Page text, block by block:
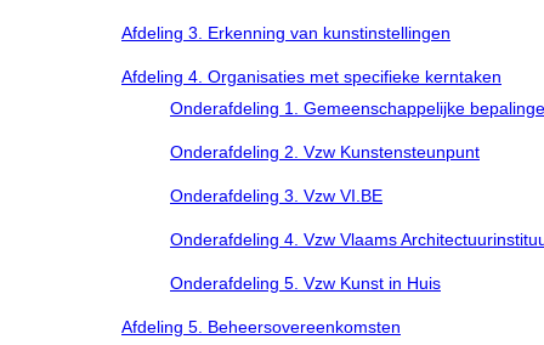
Afdeling 3. Erkenning van kunstinstellingen
Afdeling 4. Organisaties met specifieke kerntaken
Onderafdeling 1. Gemeenschappelijke
Onderafdeling 2. Vzw Kunstensteunpunt
Onderafdeling 3. Vzw VI.BE
Onderafdeling 4. Vzw Vlaams
Onderafdeling 5. Vzw Kunst in Huis
Afdeling 5. Beheersovereenkomsten